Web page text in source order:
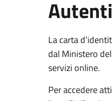
La carta
dal Ministero
servizi online.
Per accedere